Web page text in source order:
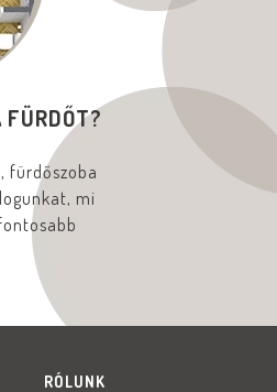
FÜRDŐT?
fürdőszoba
mi
RÓLUNK